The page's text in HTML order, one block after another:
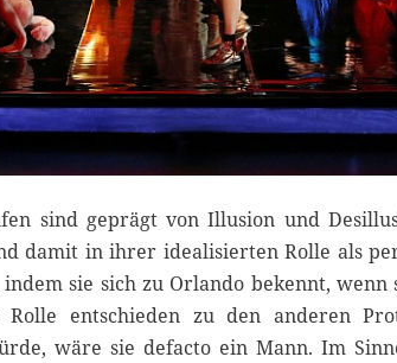
sind geprägt von Illusion und
damit in ihrer idealisierten Rolle als
sie sich zu Orlando bekennt, wenn
Rolle entschieden zu den anderen
wäre sie defacto ein Mann. Im